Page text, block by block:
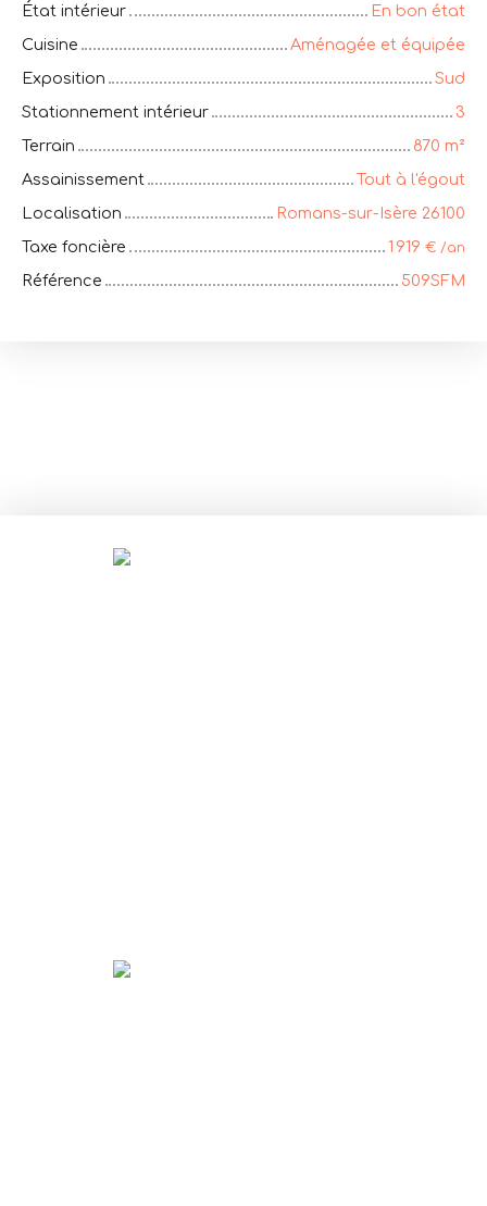
État intérieur
En bon état
Cuisine
Aménagée et équipée
Exposition
Sud
Stationnement intérieur
3
Terrain
870 m²
Assainissement
Tout à l'égout
Localisation
Romans-sur-Isère 26100
Taxe foncière
1 919 € /an
Référence 509SFM